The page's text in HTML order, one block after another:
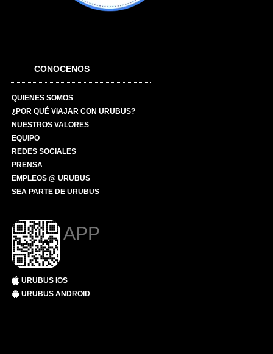
CONOCENOS
QUIENES SOMOS
¿POR QUÉ VIAJAR CON URUBUS?
NUESTROS VALORES
EQUIPO
REDES SOCIALES
PRENSA
EMPLEOS @ URUBUS
SEA PARTE DE URUBUS
APP
URUBUS IOS
URUBUS ANDROID